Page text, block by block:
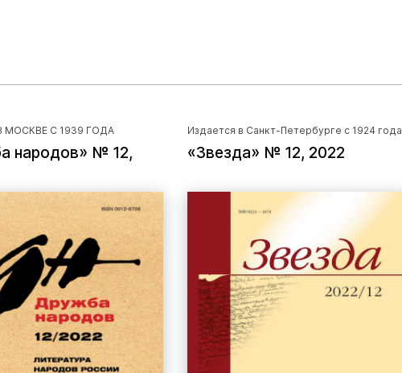
МОСКВЕ С 1939 ГОДА
народов» № 12,
Издается в Санкт-Петербурге с 1924 года
«Звезда» № 12, 2022